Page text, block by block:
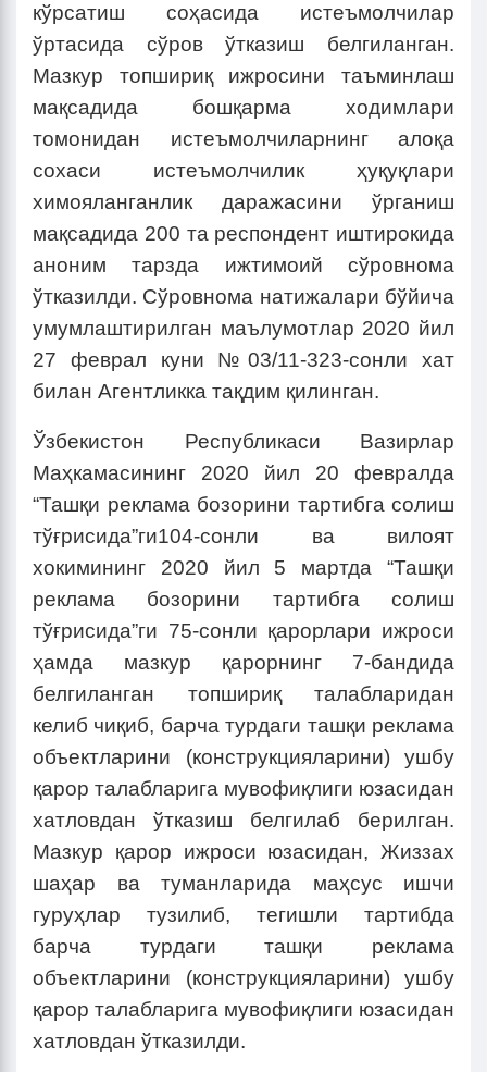
кўрсатиш соҳасида истеъмолчилар
ўртасида сўров ўтказиш белгиланган.
Мазкур топшириқ ижросини таъминлаш
мақсадида бошқарма ходимлари
томонидан истеъмолчиларнинг алоқа
сохаси истеъмолчилик ҳуқуқлари
химояланганлик даражасини ўрганиш
мақсадида 200 та респондент иштирокида
аноним тарзда ижтимоий сўровнома
ўтказилди. Сўровнома натижалари бўйича
умумлаштирилган маълумотлар 2020 йил
27 феврал куни №03/11-323-сонли хат
билан Агентликка тақдим қилинган.
Ўзбекистон Республикаси Вазирлар
Маҳкамасининг 2020 йил 20 февралда
“Ташқи реклама бозорини тартибга солиш
тўғрисида”ги104-сонли ва вилоят
хокимининг 2020 йил 5 мартда “Ташқи
реклама бозорини тартибга солиш
тўғрисида”ги 75-сонли қарорлари ижроси
ҳамда мазкур қарорнинг 7-бандида
белгиланган топшириқ талабларидан
келиб чиқиб, барча турдаги ташқи реклама
объектларини (конструкцияларини) ушбу
қарор талабларига мувофиқлиги юзасидан
хатловдан ўтказиш белгилаб берилган.
Мазкур қарор ижроси юзасидан, Жиззах
шаҳар ва туманларида маҳсус ишчи
гуруҳлар тузилиб, тегишли тартибда
барча турдаги ташқи реклама
объектларини (конструкцияларини) ушбу
қарор талабларига мувофиқлиги юзасидан
хатловдан ўтказилди.